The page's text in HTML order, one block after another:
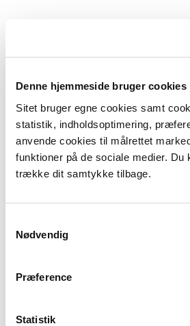
Denne hjemmeside bruger cookies
Sitet bruger egne cookies samt
statistik, indholdsoptimering,
anvende cookies til målrettet
funktioner på de sociale medier.
trække dit samtykke tilbage.
Nødvendig
Præference
Statistik
Brændekomfurer
Indmurede
ændringer omkring
Halmfyr